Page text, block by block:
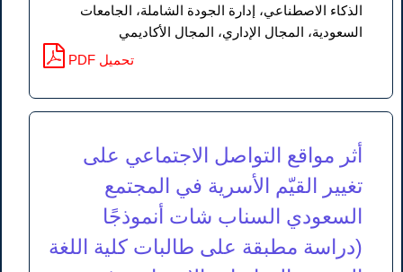
الذكاء الاصطناعي، إدارة الجودة الشاملة، الجامعات
السعودية، المجال الإداري، المجال الأكاديمي
PDF تحميل
أثر مواقع التواصل الاجتماعي على
تغيير القيّم الأسرية في المجتمع
السعودي السناب شات أنموذجًا
(دراسة مطبقة على طالبات كلية اللغة